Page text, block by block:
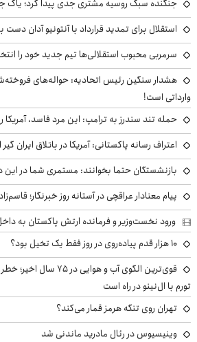
جنگنده سبک روسیه مشتری جدی پیدا کرد؛ یاک
استقلال برای تمدید قرارداد با آنتونیو آدان دست
سرمربی محبوب استقلالی‌ها تیم جدید خود را
هشدار سنگین رئیس اتحادیه: حواله‌های
وارداتی است!
حمله تند سندرز به ترامپ: این مرد فاسد، آمریکا
اعتراف رسانه پاکستانی: آمریکا در باتلاق ایران گیر
بازنشستگان حتما بخوانند: مستمری شما در
پیام معنادار عراقچی در آستانه روز خبرنگار؛
ورود نخست‌وزیر و فرمانده ارتش پاکستان به
۱۰ هزار قدم پیاده‌روی در روز فقط یک تخیل بود؟
قوی‌ترین الگوی آب و
تورم با ال‌نینو در راه است
تهران روی تنگه هرمز قمار می‌کند؟
وینیسیوس در رئال مادرید ماندنی شد